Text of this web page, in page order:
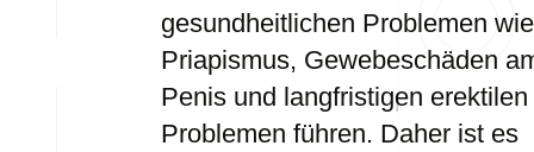
gesundheitlichen Problemen wie
Priapismus, Gewebeschäden
Penis und langfristigen erektilen
Problemen führen. Daher ist es